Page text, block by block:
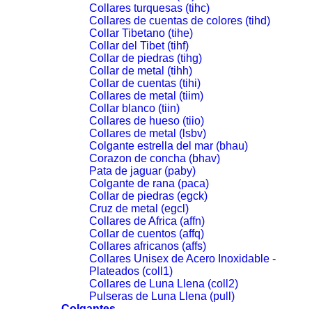
Collares turquesas (tihc)
Collares de cuentas de colores (tihd)
Collar Tibetano (tihe)
Collar del Tibet (tihf)
Collar de piedras (tihg)
Collar de metal (tihh)
Collar de cuentas (tihi)
Collares de metal (tiim)
Collar blanco (tiin)
Collares de hueso (tiio)
Collares de metal (lsbv)
Colgante estrella del mar (bhau)
Corazon de concha (bhav)
Pata de jaguar (paby)
Colgante de rana (paca)
Collar de piedras (egck)
Cruz de metal (egcl)
Collares de Africa (affn)
Collar de cuentos (affq)
Collares africanos (affs)
Collares Unisex de Acero Inoxidable -
Plateados (coll1)
Collares de Luna Llena (coll2)
Pulseras de Luna Llena (pull)